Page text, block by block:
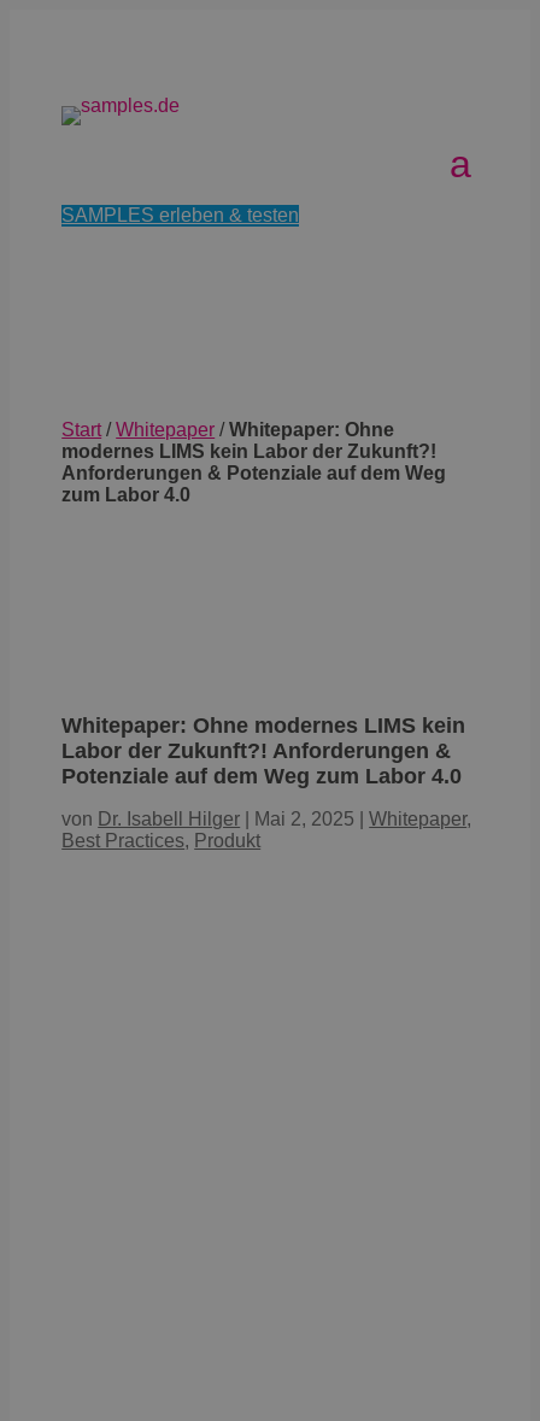
SAMPLES erleben & testen
Start/Whitepaper /Whitepaper: Ohne
modernes LIMS kein Labor der Zukunft?!
Anforderungen & Potenziale auf dem Weg
zum Labor 4.0
Whitepaper: Ohne modernes LIMS kein
Labor der Zukunft?! Anforderungen &
Potenziale auf dem Weg zum Labor 4.0
von Dr. Isabell Hilger Mai 2, 2025 |Whitepaper,
Best Practices, Produkt